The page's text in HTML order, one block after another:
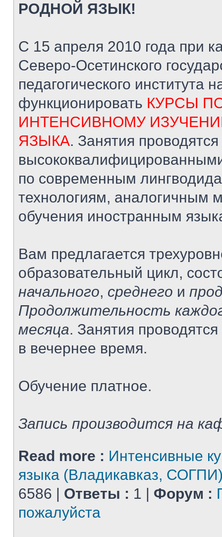
РОДНОЙ ЯЗЫК!
С 15 апреля 2010 года
Северо-Осетинского
педагогического института
функционировать КУРСЫ
ИНТЕНСИВНОМУ
ЯЗЫКА. Занятия проводятся
по современным
технологиям, аналогичным
обучения иностранным
Вам предлагается
образовательный цикл,
начального, среднего и
Продолжительность
месяца. Занятия
в вечернее время.
Обучение платное.
Запись производится на
Read more : Интенсивные
языка (Владикавказ,
6586 | Ответы : 1 | Форум :
пожалуйста